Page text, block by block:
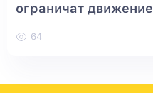
ограничат движение
64